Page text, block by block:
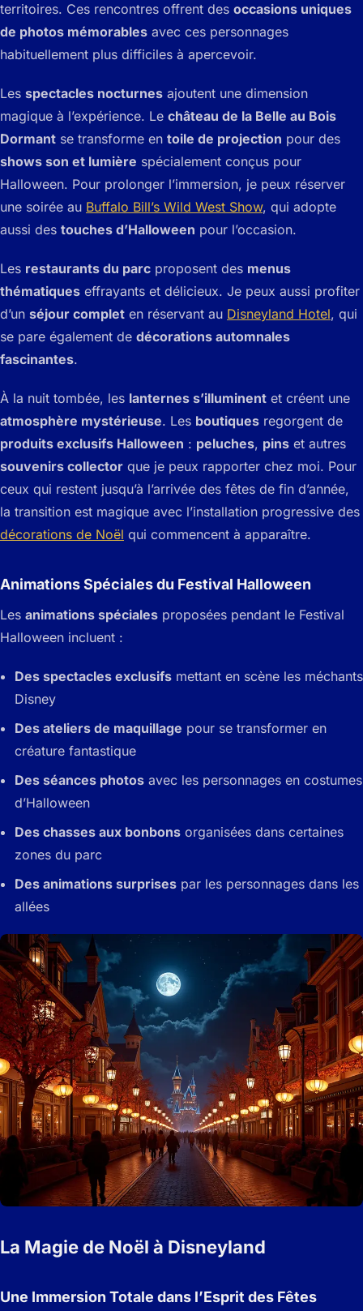
territoires. Ces rencontres offrent des occasions uniques
de photos mémorables avec ces personnages
habituellement plus difficiles à apercevoir.
Les spectacles nocturnes ajoutent une dimension
magique à l’expérience. Le château de la Belle au Bois
Dormant se transforme en toile de projection pour des
shows son et lumière spécialement conçus pour
Halloween. Pour prolonger l’immersion, je peux réserver
une soirée au Buffalo Bill’s Wild West Show, qui adopte
aussi des touches d’Halloween pour l’occasion.
Les restaurants du parc proposent des menus
thématiques effrayants et délicieux. Je peux aussi profiter
d’un séjour complet en réservant au Disneyland Hotel, qui
se pare également de décorations automnales
fascinantes.
À la nuit tombée, les lanternes s’illuminent et créent une
atmosphère mystérieuse. Les boutiques regorgent de
produits exclusifs Halloween : peluches, pins et autres
souvenirs collector que je peux rapporter chez moi. Pour
ceux qui restent jusqu’à l’arrivée des fêtes de fin d’année,
la transition est magique avec l’installation progressive des
décorations de Noël qui commencent à apparaître.
Animations Spéciales du Festival Halloween
Les animations spéciales proposées pendant le Festival
Halloween incluent :
Des spectacles exclusifs mettant en scène les méchants
Disney
Des ateliers de maquillage pour se transformer en
créature fantastique
Des séances photos avec les personnages en costumes
d’Halloween
Des chasses aux bonbons organisées dans certaines
zones du parc
Des animations surprises par les personnages dans les
allées
La Magie de Noël à Disneyland
Une Immersion Totale dans l’Esprit des Fêtes